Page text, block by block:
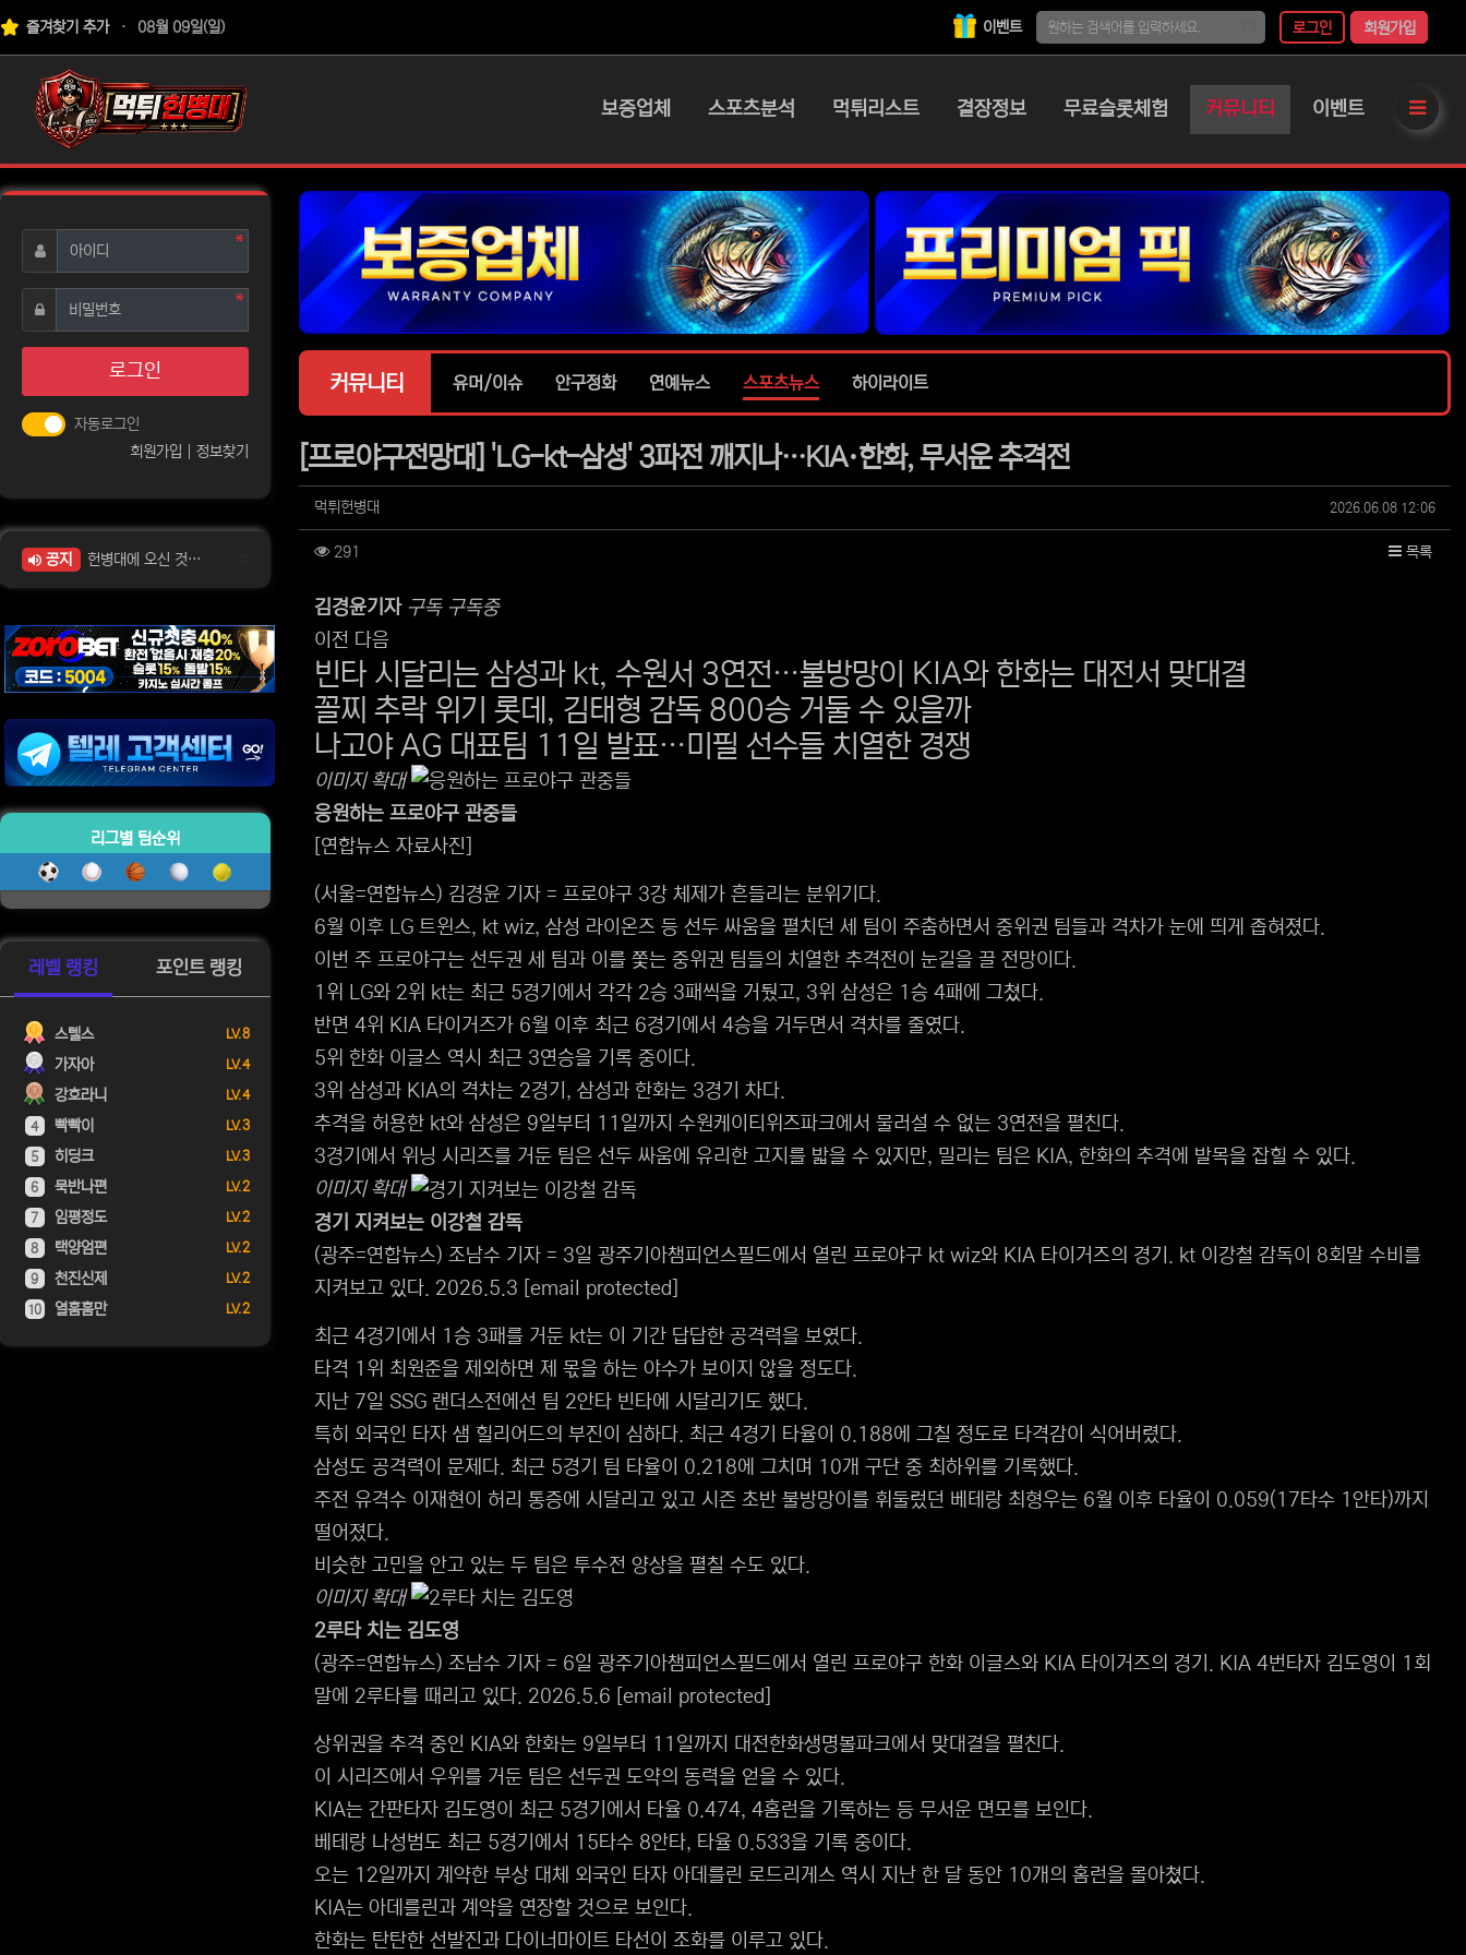
상단 네비
즐겨찾기 추가 08월 09일(일) 이벤트 로그인 회원가입
로고
메인 메뉴
보증업체 스포츠분석 먹튀리스트 결장정보 무료슬롯체험 커뮤니티 이벤트 사이
커뮤니티 유머/이슈 안구정화 연예뉴스 스포츠뉴스 하이라이트
[프로야구전망대] 'LG-kt-삼성' 3파전 깨지나…KIA·한화, 무서운 추격전
작성자 정보
먹튀헌병대 작성일
2026.06.08 12:06
컨텐츠 정보
291 목록
본문
김경윤기자 구독 구독중
이전 다음
빈타 시달리는 삼성과 kt, 수원서 3연전…불방망이 KIA와 한화는 대전서 맞대결
꼴찌 추락 위기 롯데, 김태형 감독 800승 거둘 수 있을까
나고야 AG 대표팀 11일 발표…미필 선수들 치열한 경쟁
이미지 확대
응원하는 프로야구 관중들
[연합뉴스 자료사진]
(서울=연합뉴스) 김경윤 기자 = 프로야구 3강 체제가 흔들리는 분위기다.
6월 이후 LG 트윈스, kt wiz, 삼성 라이온즈 등 선두 싸움을 펼치던 세 팀이 주춤하면서 중위권 팀들과 격차가 눈에 띄게 좁혀졌다.
이번 주 프로야구는 선두권 세 팀과 이를 쫓는 중위권 팀들의 치열한 추격전이 눈길을 끌 전망이다.
1위 LG와 2위 kt는 최근 5경기에서 각각 2승 3패씩을 거뒀고, 3위 삼성은 1승 4패에 그쳤다.
반면 4위 KIA 타이거즈가 6월 이후 최근 6경기에서 4승을 거두면서 격차를 줄였다.
5위 한화 이글스 역시 최근 3연승을 기록 중이다.
3위 삼성과 KIA의 격차는 2경기, 삼성과 한화는 3경기 차다.
추격을 허용한 kt와 삼성은 9일부터 11일까지 수원케이티위즈파크에서 물러설 수 없는 3연전을 펼친다.
3경기에서 위닝 시리즈를 거둔 팀은 선두 싸움에 유리한 고지를 밟을 수 있지만, 밀리는 팀은 KIA, 한화의 추격에 발목을 잡힐 수 있다.
이미지 확대
경기 지켜보는 이강철 감독
(광주=연합뉴스) 조남수 기자 = 3일 광주기아챔피언스필드에서 열린 프로야구 kt wiz와 KIA 타이거즈의 경기. kt 이강철 감독이 8회말 수비를
지켜보고 있다. 2026.5.3 [email protected]
최근 4경기에서 1승 3패를 거둔 kt는 이 기간 답답한 공격력을 보였다.
타격 1위 최원준을 제외하면 제 몫을 하는 야수가 보이지 않을 정도다.
지난 7일 SSG 랜더스전에선 팀 2안타 빈타에 시달리기도 했다.
특히 외국인 타자 샘 힐리어드의 부진이 심하다. 최근 4경기 타율이 0.188에 그칠 정도로 타격감이 식어버렸다.
삼성도 공격력이 문제다. 최근 5경기 팀 타율이 0.218에 그치며 10개 구단 중 최하위를 기록했다.
주전 유격수 이재현이 허리 통증에 시달리고 있고 시즌 초반 불방망이를 휘둘렀던 베테랑 최형우는 6월 이후 타율이 0.059(17타수 1안타)까지
떨어졌다.
비슷한 고민을 안고 있는 두 팀은 투수전 양상을 펼칠 수도 있다.
이미지 확대
2루타 치는 김도영
(광주=연합뉴스) 조남수 기자 = 6일 광주기아챔피언스필드에서 열린 프로야구 한화 이글스와 KIA 타이거즈의 경기. KIA 4번타자 김도영이 1회
말에 2루타를 때리고 있다. 2026.5.6 [email protected]
상위권을 추격 중인 KIA와 한화는 9일부터 11일까지 대전한화생명볼파크에서 맞대결을 펼친다.
이 시리즈에서 우위를 거둔 팀은 선두권 도약의 동력을 얻을 수 있다.
KIA는 간판타자 김도영이 최근 5경기에서 타율 0.474, 4홈런을 기록하는 등 무서운 면모를 보인다.
베테랑 나성범도 최근 5경기에서 15타수 8안타, 타율 0.533을 기록 중이다.
오는 12일까지 계약한 부상 대체 외국인 타자 아데를린 로드리게스 역시 지난 한 달 동안 10개의 홈런을 몰아쳤다.
KIA는 아데를린과 계약을 연장할 것으로 보인다.
한화는 탄탄한 선발진과 다이너마이트 타선이 조화를 이루고 있다.
아이디 필수
비밀번호필수
로그인
자동로그인
회원가입
정보찾기
공지 헌병대에 오신 것을 환영합니다~!
위젯설정에서 이미지 등록
위젯설정에서 이미지 등록
리그별 팀순위
레벨 랭킹 포인트 랭킹
스텔스 LV. 8
가자아 LV. 4
강호라니 LV. 4
4 빡빡이 LV. 3
5 히딩크 LV. 3
6 묵반나편 LV. 2
7 임평정도 LV. 2
8 택양엄편 LV. 2
9 천진신제 LV. 2
10 열훔훔만 LV. 2